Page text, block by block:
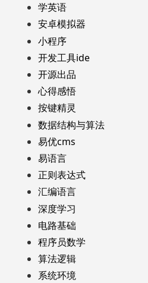
学英语
安卓模拟器
小程序
开发工具ide
开源出品
心得感悟
按键精灵
数据结构与算法
易优cms
易语言
正则表达式
汇编语言
深度学习
电路基础
程序员数学
算法逻辑
系统环境